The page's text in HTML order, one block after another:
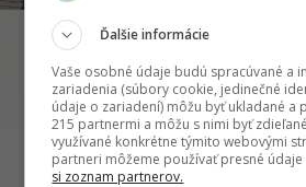
Foto: Wienerberger/Semmelrock
Späť na článok
Všestranné využitie múrových
záhrade
Ďalšie informácie
Vaše osobné údaje budú spracúvané a
zariadenia (súbory cookie, jedinečné
údaje o zariadení) môžu byť ukladané a
215 partnermi a môžu s nimi byť
využívané konkrétne týmito webovými
partneri môžeme používať presné údaje
si zoznam partnerov.